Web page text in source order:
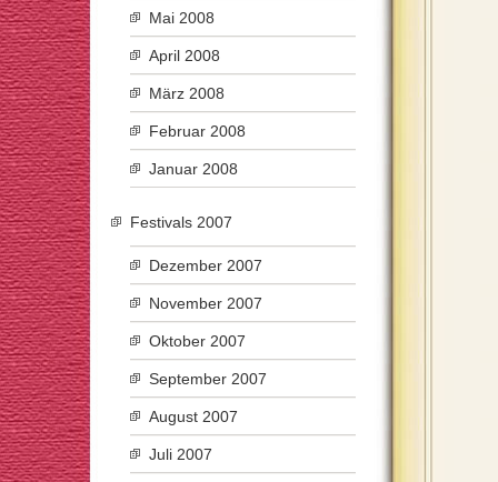
Mai 2008
April 2008
März 2008
Februar 2008
Januar 2008
Festivals 2007
Dezember 2007
November 2007
Oktober 2007
September 2007
August 2007
Juli 2007